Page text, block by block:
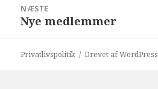
NÆSTE
Næste
Nye medlemmer
Privatlivspolitik Drevet af WordPress